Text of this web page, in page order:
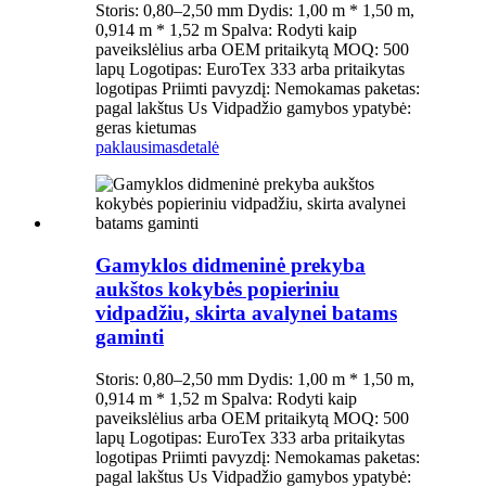
Storis: 0,80–2,50 mm Dydis: 1,00 m * 1,50 m,
0,914 m * 1,52 m Spalva: Rodyti kaip
paveikslėlius arba OEM pritaikytą MOQ: 500
lapų Logotipas: EuroTex 333 arba pritaikytas
logotipas Priimti pavyzdį: Nemokamas paketas:
pagal lakštus Us Vidpadžio gamybos ypatybė:
geras kietumas
paklausimasdetalė
Gamyklos didmeninė prekyba
aukštos kokybės popieriniu
vidpadžiu, skirta avalynei batams
gaminti
Storis: 0,80–2,50 mm Dydis: 1,00 m * 1,50 m,
0,914 m * 1,52 m Spalva: Rodyti kaip
paveikslėlius arba OEM pritaikytą MOQ: 500
lapų Logotipas: EuroTex 333 arba pritaikytas
logotipas Priimti pavyzdį: Nemokamas paketas:
pagal lakštus Us Vidpadžio gamybos ypatybė: